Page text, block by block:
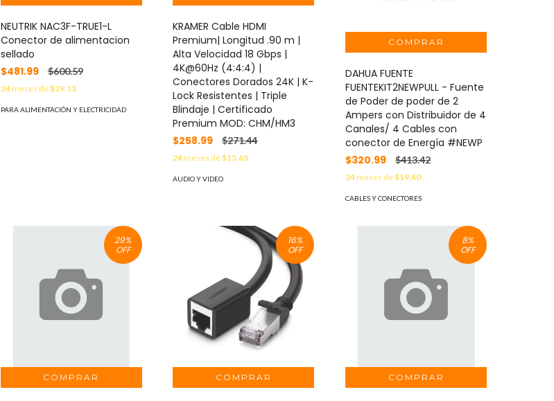
NEUTRIK NAC3F-TRUE1-L
Conector de alimentacion
sellado
$481.99
$600.59
24meses de$29.13
PARA ALIMENTACIÓN Y ELECTRICIDAD
KRAMER Cable HDMI
Premium| Longitud .90 m |
Alta Velocidad 18 Gbps |
4K@60Hz (4:4:4) |
Conectores Dorados 24K | K-
Lock Resistentes | Triple
Blindaje | Certificado
Premium MOD: CHM/HM3
$258.99
$271.44
24meses de$15.65
AUDIO Y VIDEO
DAHUA FUENTE
FUENTEKIT2NEWPULL - Fuente
de Poder de poder de 2
Ampers con Distribuidor de 4
Canales/ 4 Cables con
conector de Energía #NEWP
$320.99
$413.42
24meses de$19.40
CABLES Y CONECTORES
29%
OFF
16%
OFF
8%
OFF